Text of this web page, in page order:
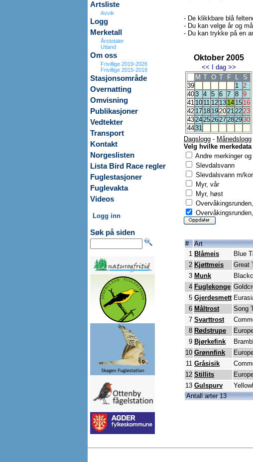
Artsliste
Avvik
Logg
Merketall
Årstotaler
Utland
Om oss
Frivillige 2019-2026
Frivillige 2015-2018
Stasjonsområde
Overnatting
Omvisning
Publikasjoner
Vedtekter
Transport
Kontakt
Norgeslisten
Lista Bird Race regler
Fuglestasjoner
Fuglevakta
Videos
Logg inn
Søk på siden
- De klikkbare blå
- Du kan velge år og
- Du kan trykke på en
Oktober 2005
<< I dag >>
M T O T F L
S
39
1 2
403 4 5 6 7 8 9
41 10 11 12 13 14 15 16
42 17 18 1920212223
4324252627282930
4431
Dagslogg - Månedslogg
Velg hvilke
Andre merkinger
Slevdalsvann
Slevdalsvann m/
Myr, vår
Myr, høst
# Art
1 Blåmeis Blue
2 Kjøttmeis Great
3 Munk
4 Fuglekonge
5 Gjerdesmett
6 Måltrost Song
7 Svarttrost
8 Rødstrupe
9 Bjørkefink
10 Grønnfink
11 Gråsisik
12 Stillits
13 Gulspurv
Antall arter 13